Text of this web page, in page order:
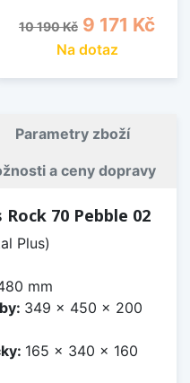
Běžná cena
10 190 Kč Cena
9 171 Kč
Na dotaz
Parametry zboží
a ceny dopravy
70 Pebble 02
Plus)
mm
349 x 450 x 200
165 x 340 x 160